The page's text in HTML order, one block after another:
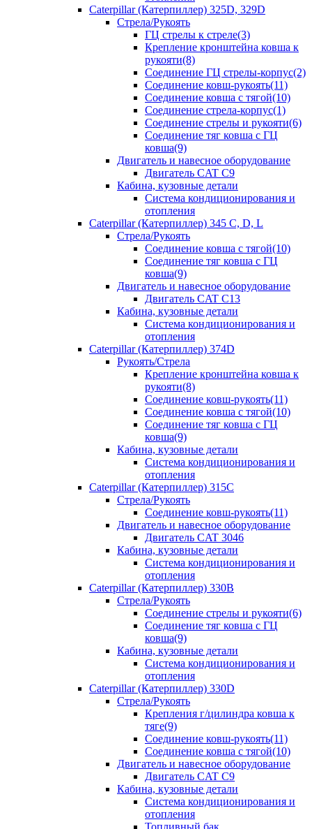
Caterpillar (Катерпиллер) 325D, 329D
Стрела/Рукоять
ГЦ стрелы к стреле(3)
Крепление кронштейна ковша к
рукояти(8)
Соединение ГЦ стрелы-корпус(2)
Соединение ковш-рукоять(11)
Соединение ковша с тягой(10)
Соединение стрела-корпус(1)
Соединение стрелы и рукояти(6)
Соединение тяг ковша с ГЦ
ковша(9)
Двигатель и навесное оборудование
Двигатель CAT C9
Кабина, кузовные детали
Система кондиционирования и
отопления
Caterpillar (Катерпиллер) 345 C, D, L
Стрела/Рукоять
Соединение ковша с тягой(10)
Соединение тяг ковша с ГЦ
ковша(9)
Двигатель и навесное оборудование
Двигатель CAT C13
Кабина, кузовные детали
Система кондиционирования и
отопления
Caterpillar (Катерпиллер) 374D
Рукоять/Стрела
Крепление кронштейна ковша к
рукояти(8)
Соединение ковш-рукоять(11)
Соединение ковша с тягой(10)
Соединение тяг ковша с ГЦ
ковша(9)
Кабина, кузовные детали
Система кондиционирования и
отопления
Caterpillar (Катерпиллер) 315C
Стрела/Рукоять
Соединение ковш-рукоять(11)
Двигатель и навесное оборудование
Двигатель CAT 3046
Кабина, кузовные детали
Система кондиционирования и
отопления
Caterpillar (Катерпиллер) 330B
Стрела/Рукоять
Соединение стрелы и рукояти(6)
Соединение тяг ковша с ГЦ
ковша(9)
Кабина, кузовные детали
Система кондиционирования и
отопления
Caterpillar (Катерпиллер) 330D
Стрела/Рукоять
Крепления г/цилиндра ковша к
тяге(9)
Соединение ковш-рукоять(11)
Соединение ковша с тягой(10)
Двигатель и навесное оборудование
Двигатель CAT C9
Кабина, кузовные детали
Система кондиционирования и
отопления
Топливный бак